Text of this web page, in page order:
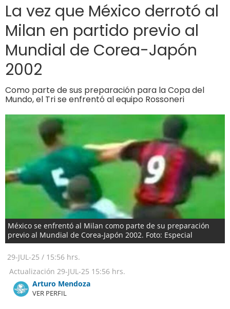
La vez que México derrotó al
Milan en partido previo al
Mundial de Corea-Japón
2002
Como parte de sus preparación para la Copa del
Mundo, el Tri se enfrentó al equipo Rossoneri
México se enfrentó al Milan como parte de su preparación
previo al Mundial de Corea-Japón 2002. Foto: Especial
29-JUL-25 / 15:56 hrs.
Actualización 29-JUL-25 15:56 hrs.
Arturo Mendoza
VER PERFIL